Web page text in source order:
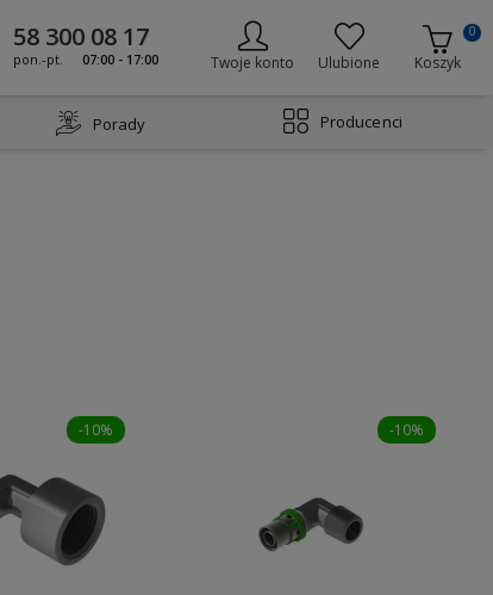
58 300 08 17
pon.-pt. 07:00 - 17:00 Twoje konto Ulubione Koszyk
0
Porady Producenci
-10% -10%